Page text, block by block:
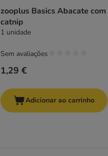
zooplus Basics Abacate com
catnip
1 unidade
1,29 €
Sem avaliações
Adicionar ao carrinho